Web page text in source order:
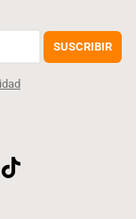
SUSCRIBIR